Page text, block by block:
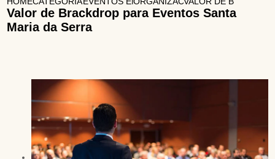
Valor de Brackdrop para Eventos Santa
Maria da Serra